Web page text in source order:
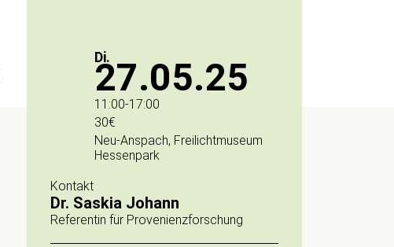
Di.
27.05.25
11:00-17:00
30€
Neu-Anspach, Freilichtmuseum
Hessenpark
Kontakt
Dr. Saskia Johann
Referentin für Provenienzforschung